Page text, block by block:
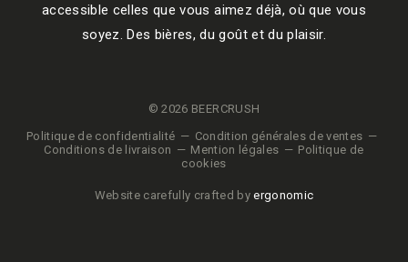
accessible celles que vous aimez déjà, où que vous
soyez. Des bières, du goût et du plaisir.
© 2026 BEERCRUSH
Politique de confidentialité
Condition générales de ventes
Conditions de livraison
Mention légales
Politique de
cookies
Website carefully crafted byergonomic